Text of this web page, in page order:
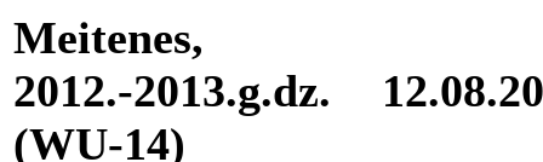
Meitenes,
2012.-2013.g.dz.
(WU-14)